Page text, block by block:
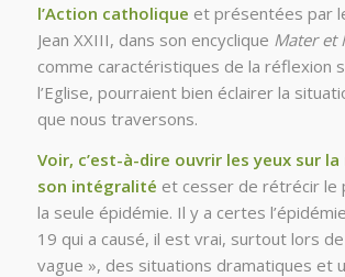
l’Action catholique et présentées par
Jean XXIII, dans son encyclique Mater et
comme caractéristiques de la réflexion
l’Eglise, pourraient bien éclairer la
que nous traversons.
Voir, c’est-à-dire ouvrir les yeux sur
son intégralité et cesser de rétrécir le
la seule épidémie. Il y a certes
19 qui a causé, il est vrai, surtout lors
vague », des situations dramatiques et